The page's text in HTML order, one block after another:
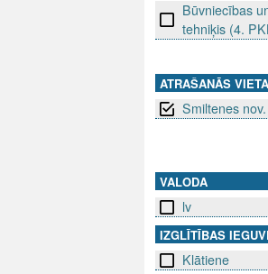
Būvniecības
tehniķis (4.
ATRAŠANĀS VIETA
Smiltenes nov.
VALODA
lv
IZGLĪTĪBAS
Klātiene